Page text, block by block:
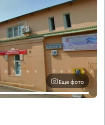
Еще фото